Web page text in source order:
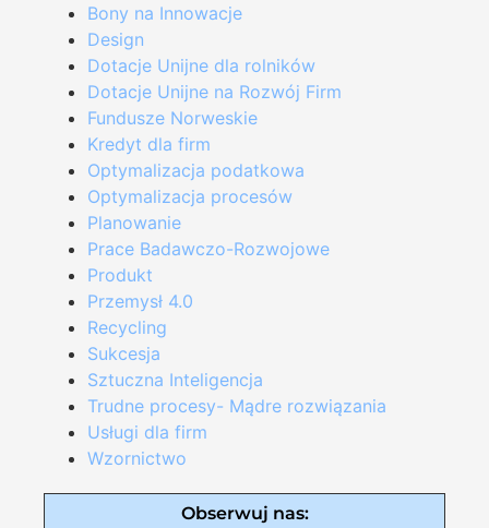
Bony na Innowacje
Design
Dotacje Unijne dla rolników
Dotacje Unijne na Rozwój Firm
Fundusze Norweskie
Kredyt dla firm
Optymalizacja podatkowa
Optymalizacja procesów
Planowanie
Prace Badawczo-Rozwojowe
Produkt
Przemysł 4.0
Recycling
Sukcesja
Sztuczna Inteligencja
Trudne procesy- Mądre rozwiązania
Usługi dla firm
Wzornictwo
Obserwuj nas: